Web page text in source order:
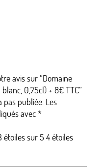
avis sur “Domaine
0,75cl) + 8€ TTC”
pas publiée. Les
avec*
étoiles sur 5 4 étoiles